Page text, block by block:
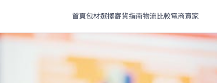
首頁包材選擇寄貨指南物流比較電商賣家